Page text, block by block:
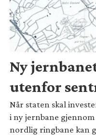
Ny
utenfor
Når staten skal
i ny jernbane
nordlig ringbane kan